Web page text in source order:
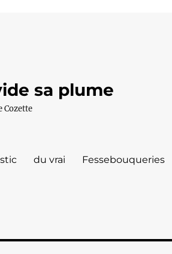
sa plume
Cozette
du vrai Fessebouqueries